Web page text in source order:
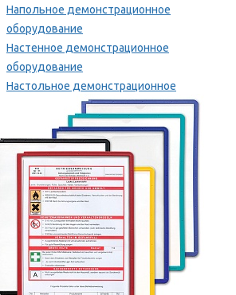
Напольное демонстрационное
оборудование
Настенное демонстрационное
оборудование
Настольное демонстрационное
оборудование